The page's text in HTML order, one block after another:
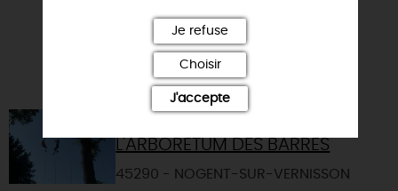
L'ARBORETUM DES BARRES
45290 - NOGENT-SUR-VERNISSON
Je refuse
Choisir
J'accepte